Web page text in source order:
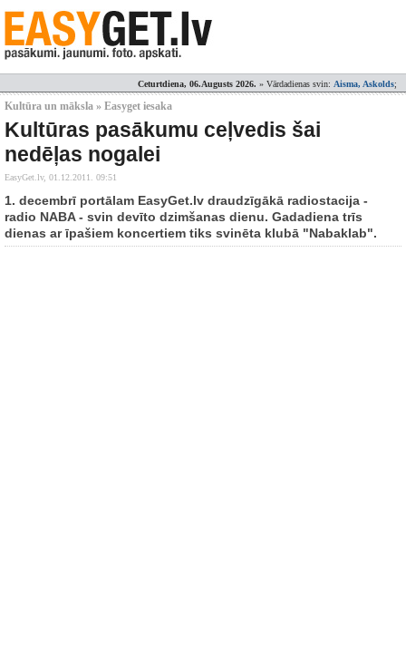
Ceturtdiena, 06.Augusts 2026. » Vārdadienas svin: Aisma, Askolds;
Kultūra un māksla » Easyget iesaka
Kultūras pasākumu ceļvedis šai
nedēļas nogalei
EasyGet.lv, 01.12.2011. 09:51
1. decembrī portālam EasyGet.lv draudzīgākā radiostacija -
radio NABA - svin devīto dzimšanas dienu. Gadadiena trīs
dienas ar īpašiem koncertiem tiks svinēta klubā "Nabaklab".